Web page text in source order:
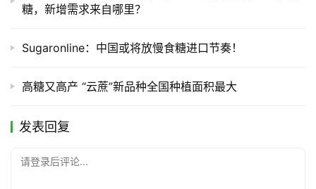
糖，新增需求来自哪里？
Sugaronline：中国或将放慢食糖进口节奏！
高糖又高产 “云蔗”新品种全国种植面积最大
发表回复
请登录后评论...